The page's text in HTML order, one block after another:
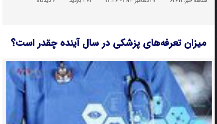
میزان تعرفه‌های پزشکی در سال آینده چقدر است؟